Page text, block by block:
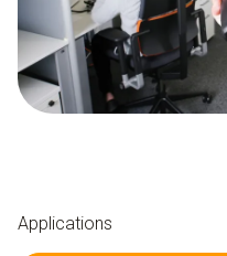
Applications